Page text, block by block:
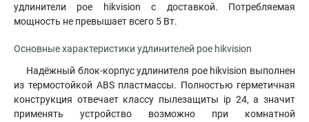
удлинители poe hikvision с доставкой. Потребляемая
мощность не превышает всего 5 Вт.
Основные характеристики удлинителей poe hikvision
Надёжный блок-корпус удлинителя poe hikvision выполнен
из термостойкой ABS пластмассы. Полностью герметичная
конструкция отвечает классу пылезащиты ip 24, а значит
применять устройство возможно при комнатной